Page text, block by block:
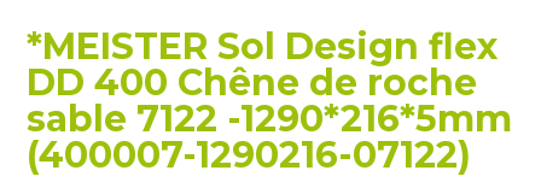
*MEISTER Sol Design flex
DD 400 Chêne de roche
sable 7122 -1290*216*5mm
(400007-1290216-07122)